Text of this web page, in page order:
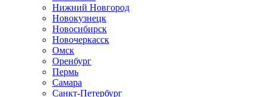
Нижний Новгород
Новокузнецк
Новосибирск
Новочеркаcск
Омск
Оренбург
Пермь
Самара
Санкт-Петербург